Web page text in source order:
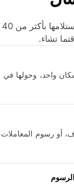
وفّر المال عند إرسال الأموال وإنفاقها واستلامها بأكثر من 40
تشاء.
واحد، وحولها في
أو رسوم المعاملات